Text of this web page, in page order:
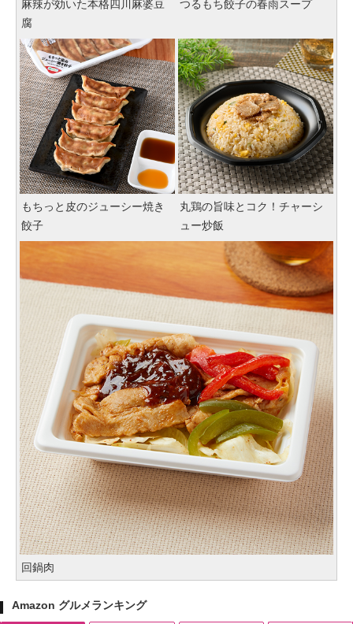
麻辣が効いた本格四川麻婆豆
腐
つるもち餃子の春雨スープ
もちっと皮のジューシー焼き
餃子
丸鶏の旨味とコク！チャーシ
ュー炒飯
回鍋肉
Amazon グルメランキング